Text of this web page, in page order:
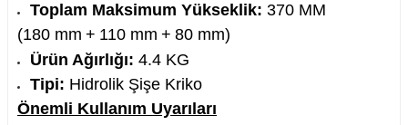
Toplam Maksimum Yükseklik: 370 MM
(180 mm + 110mm + 80mm)
Ürün Ağırlığı: 4.4 KG
Tipi: Hidrolik Şişe Kriko
Önemli Kullanım Uyarıları